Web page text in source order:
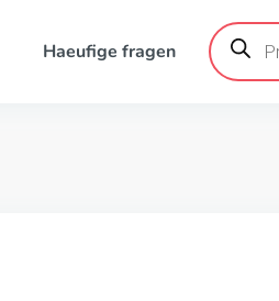
Haeufige fragen
Products
search